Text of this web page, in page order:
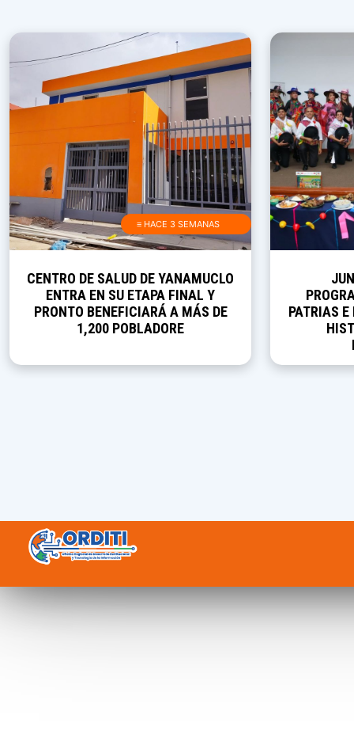
≡ HACE 3 SEMANAS
CENTRO DE SALUD DE YANAMUCLO
ENTRA EN SU ETAPA FINAL Y
PRONTO BENEFICIARÁ A MÁS DE
1,200 POBLADORE
PATRIAS